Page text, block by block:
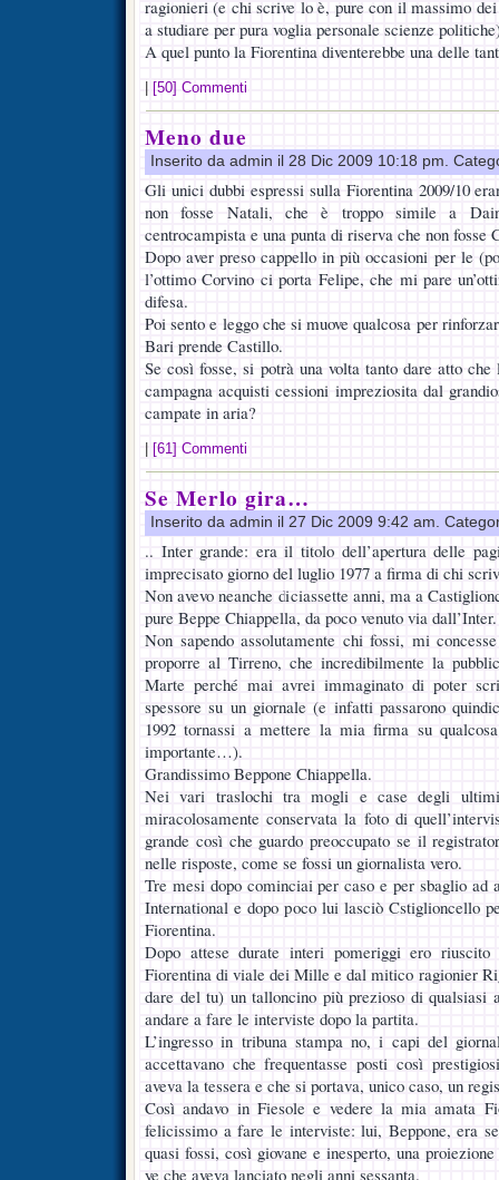
ragionieri (e chi scrive lo è, pure con il massimo
a studiare per pura voglia personale scienze
A quel punto la Fiorentina diventerebbe una delle
[50] Commenti
Meno due
Inserito da admin il 28 Dic 2009 10:18 pm.
Gli unici dubbi espressi sulla Fiorentina 2009/10
non fosse Natali, che è troppo simile a
centrocampista e una punta di riserva che non fosse
Dopo aver preso cappello in più occasioni per le
l’ottimo Corvino ci porta Felipe, che mi pare
difesa.
Poi sento e leggo che si muove qualcosa per
Bari prende Castillo.
Se così fosse, si potrà una volta tanto dare atto
campagna acquisti cessioni impreziosita dal
campate in aria?
[61] Commenti
Se Merlo gira…
Inserito da admin il 27 Dic 2009 9:42 am.
.. Inter grande: era il titolo dell’apertura delle
imprecisato giorno del luglio 1977 a firma di chi
Non avevo neanche diciassette anni, ma a
pure Beppe Chiappella, da poco venuto via dall’Inter.
Non sapendo assolutamente chi fossi, mi
proporre al Tirreno, che incredibilmente la
Marte perché mai avrei immaginato di poter
spessore su un giornale (e infatti passarono
1992 tornassi a mettere la mia firma su
importante…).
Grandissimo Beppone Chiappella.
Nei vari traslochi tra mogli e case degli
miracolosamente conservata la foto di
grande così che guardo preoccupato se il
nelle risposte, come se fossi un giornalista vero.
Tre mesi dopo cominciai per caso e per sbaglio ad
International e dopo poco lui lasciò Cstiglioncello
Fiorentina.
Dopo attese durate interi pomeriggi ero
Fiorentina di viale dei Mille e dal mitico ragionier
dare del tu) un talloncino più prezioso di qualsiasi
andare a fare le interviste dopo la partita.
L’ingresso in tribuna stampa no, i capi del
accettavano che frequentasse posti così
aveva la tessera e che si portava, unico caso, un
Così andavo in Fiesole e vedere la mia amata
felicissimo a fare le interviste: lui, Beppone, era
quasi fossi, così giovane e inesperto, una
ye che aveva lanciato negli anni sessanta.